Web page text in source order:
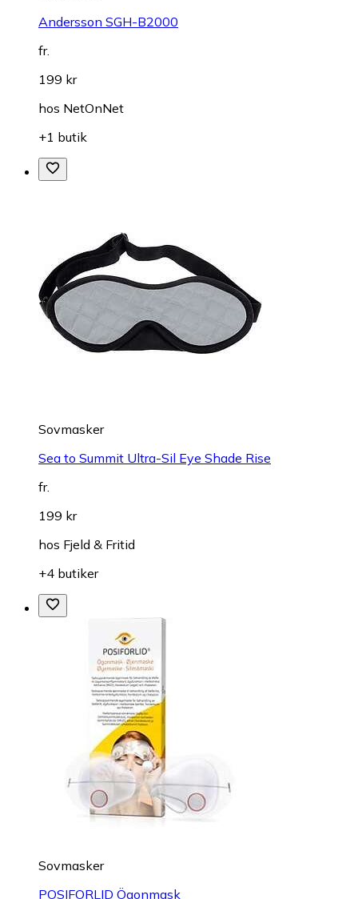
Andersson SGH-B2000
fr.
199 kr
hos NetOnNet
+1 butik
Sovmasker
Sea to Summit Ultra-Sil Eye Shade Rise
fr.
199 kr
hos Fjeld & Fritid
+4 butiker
Sovmasker
POSIFORLID Ögonmask